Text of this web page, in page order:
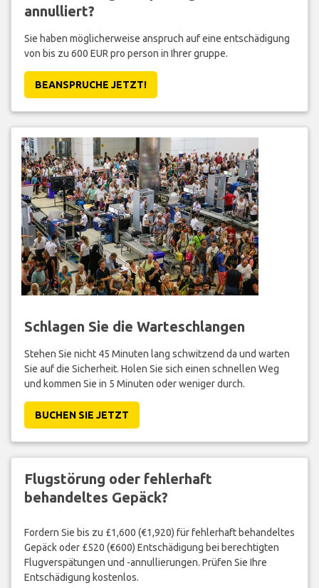
annulliert?
Sie haben möglicherweise anspruch auf eine entschädigung
von bis zu 600 EUR pro person in Ihrer gruppe.
BEANSPRUCHE JETZT!
Schlagen Sie die Warteschlangen
Stehen Sie nicht 45 Minuten lang schwitzend da und warten
Sie auf die Sicherheit. Holen Sie sich einen schnellen Weg
und kommen Sie in 5 Minuten oder weniger durch.
BUCHEN SIE JETZT
Flugstörung oder fehlerhaft
behandeltes Gepäck?
Fordern Sie bis zu £1,600 (€1,920) für fehlerhaft behandeltes
Gepäck oder £520 (€600) Entschädigung bei berechtigten
Flugverspätungen und -annullierungen. Prüfen Sie Ihre
Entschädigung kostenlos.